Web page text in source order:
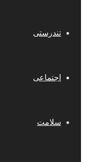
تندرستی
اجتماعی
سلامت